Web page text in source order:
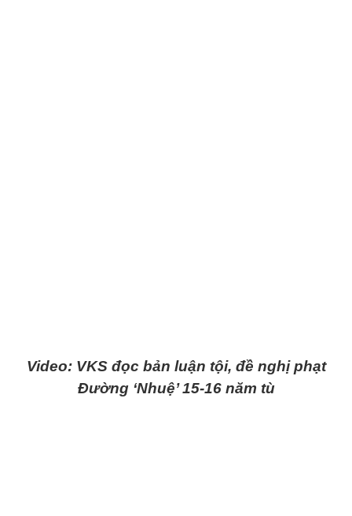
Video: VKS đọc bản luận tội, đề nghị phạt
Đường ‘Nhuệ’ 15-16 năm tù